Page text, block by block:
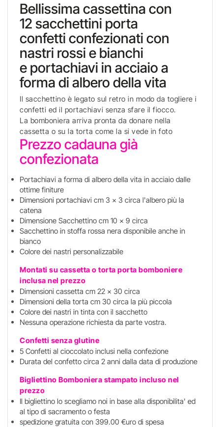
Bellissima cassettina con
12 sacchettini porta
confetti confezionati con
nastri rossi e bianchi
e portachiavi in acciaio a
forma di albero della vita
Il sacchettino è legato sul retro in modo da togliere i
confetti ed il portachiavi senza sfare il fiocco.
La bomboniera arriva pronta da donare nella
cassetta o su la torta come la si vede in foto
Prezzo cadauna già
confezionata
Portachiavi a forma di albero della vita in acciaio dalle
ottime finiture
Dimensioni portachiavi cm 3 x 3 circa l'albero più la
catena
Dimensione Sacchettino cm 10 x 9 circa
Sacchettino in stoffa rossa nera disponibile anche in
bianco
Colore dei nastri personalizzabile
Montati su cassetta o torta porta bomboniere
inclusa nel prezzo
Dimensioni cassetta cm 22 x 30 circa
Dimensioni della torta cm 30 circa la più piccola
Colore dei nastri in tinta con il sacchetto
Nessuna operazione richiesta da parte vostra.
Confetti senza glutine
5 Confetti al cioccolato inclusi nella confezione
Durata del confetto circa 2 anni dalla data di produzione
Bigliettino Bomboniera stampato incluso nel
prezzo
Il bigliettino lo scegliamo noi in base alla disponibilita' ed
al tipo di sacramento o festa
spedizione gratuita con 399.00 €uro di spesa